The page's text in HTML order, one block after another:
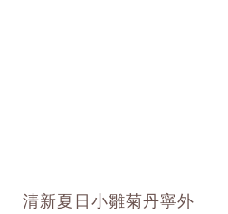
清新夏日小雛菊丹寧外